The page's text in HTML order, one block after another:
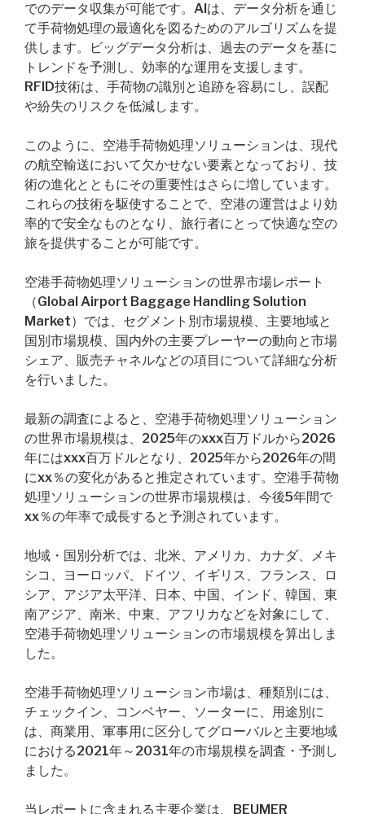
でのデータ収集が可能です。AIは、データ分析を通じ
て手荷物処理の最適化を図るためのアルゴリズムを提
供します。ビッグデータ分析は、過去のデータを基に
トレンドを予測し、効率的な運用を支援します。
RFID技術は、手荷物の識別と追跡を容易にし、誤配
や紛失のリスクを低減します。
このように、空港手荷物処理ソリューションは、現代
の航空輸送において欠かせない要素となっており、技
術の進化とともにその重要性はさらに増しています。
これらの技術を駆使することで、空港の運営はより効
率的で安全なものとなり、旅行者にとって快適な空の
旅を提供することが可能です。
空港手荷物処理ソリューションの世界市場レポート
（Global Airport Baggage Handling Solution
Market）では、セグメント別市場規模、主要地域と
国別市場規模、国内外の主要プレーヤーの動向と市場
シェア、販売チャネルなどの項目について詳細な分析
を行いました。
最新の調査によると、空港手荷物処理ソリューション
の世界市場規模は、2025年のxxx百万ドルから2026
年にはxxx百万ドルとなり、2025年から2026年の間
にxx％の変化があると推定されています。空港手荷物
処理ソリューションの世界市場規模は、今後5年間で
xx％の年率で成長すると予測されています。
地域・国別分析では、北米、アメリカ、カナダ、メキ
シコ、ヨーロッパ、ドイツ、イギリス、フランス、ロ
シア、アジア太平洋、日本、中国、インド、韓国、東
南アジア、南米、中東、アフリカなどを対象にして、
空港手荷物処理ソリューションの市場規模を算出しま
した。
空港手荷物処理ソリューション市場は、種類別には、
チェックイン、コンベヤー、ソーターに、用途別に
は、商業用、軍事用に区分してグローバルと主要地域
における2021年～2031年の市場規模を調査・予測し
ました。
当レポートに含まれる主要企業は、BEUMER